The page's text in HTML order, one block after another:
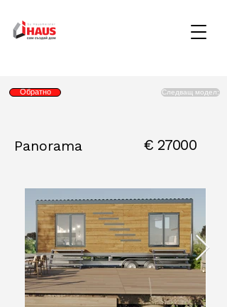
Обратно Следващ модел:
Panorama € 27000